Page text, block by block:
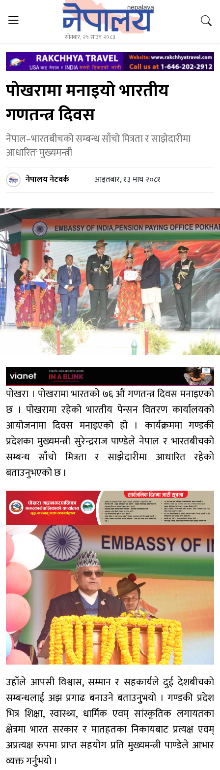
सोमबार, २५ साउन २०८३
पोखरामा मनाइयो भारतीय
गणतन्त्र दिवस
नेपाल–भारतबीचको सम्बन्ध साँचो मित्रता र साझेदारीमा
आधारितः मुख्यमन्त्री
नेपालय नेटवर्क आइतबार, १३ माघ २०८१
पोखरा । पोखरामा भारतको ७६ औं गणतन्त्र दिवस मनाइएको
छ । पोखरामा रहेको भारतीय पेन्सन वितरण कार्यालयको
आयोजनामा दिवस मनाइएको हो । कार्यक्रममा गण्डकी
प्रदेशका मुख्यमन्त्री सुरेन्द्रराज पाण्डेले नेपाल र भारतबीचको
सम्बन्ध साँचो मित्रता र साझेदारीमा आधारित रहेको
बताउनुभएको छ ।
उहाँले आपसी विश्वास, सम्मान र सहकार्यले दुई देशबीचको
सम्बन्धलाई अझ प्रगाढ बनाउने बताउनुुभयो । गण्डकी प्रदेश
भित्र शिक्षा, स्वास्थ्य, धार्मिक एवम् सांस्कृतिक लगायतका
क्षेत्रमा भारत सरकार र मातहतका निकायबाट प्रत्यक्ष एवम्
अप्रत्यक्ष रुपमा प्राप्त सहयोग प्रति मुख्यमन्त्री पाण्डेले आभार
व्यक्त गर्नुुभयो ।